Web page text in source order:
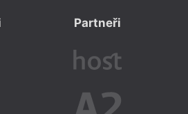
Partneři